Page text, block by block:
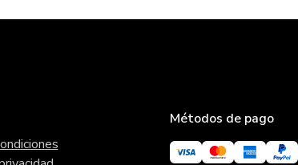
Métodos de pago